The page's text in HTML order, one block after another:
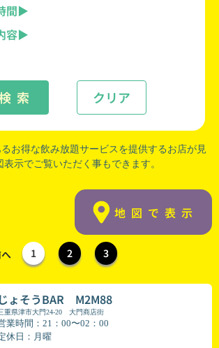
間
容
クリア
索
お得な飲み放題サービスを提供するお店が見
示でご覧いただく事もできます。
地図で表示
1 2 3
じょそうBAR M2M88
重県津市大門24-20 大門商店街
業時間：21：00〜02：00
休日：月曜